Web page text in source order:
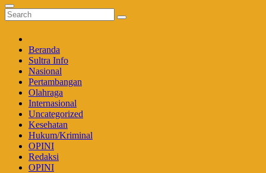
Beranda
Sultra Info
Nasional
Pertambangan
Olahraga
Internasional
Uncategorized
Kesehatan
Hukum/Kriminal
OPINI
Redaksi
OPINI